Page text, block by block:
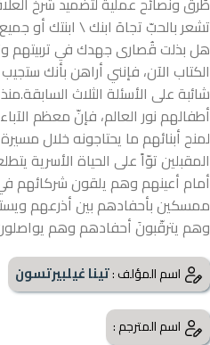
تشعر بالحبّ تجاهَ ابنك \ ابنتك أو
هل بذلت قُصارى جهدك في تربيتهم
الكتاب الآن، فإنني أراهن بأنك
شائبة على الأسئلة الثلاث
أطفالهم نور العالم، فإنّ معظم
لمنح أبنائهم ما يحتاجونه خلال
المقبلين توّاً على الحياة الأسرية
أمام أعينهم وهم يلقون شركائهم
ممسكين بأحفادهم بين أذرعهم
وهم يترقّبونَ أحفادهم وهم
اسم المؤلف :تينا غيلبيرتسون
اسم المترجم :